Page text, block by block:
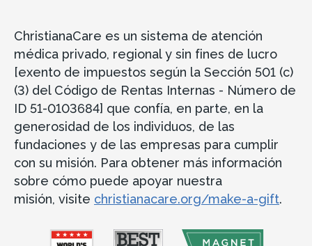
ChristianaCare es un sistema de atención
médica privado, regional y sin fines de lucro
[exento de impuestos según la Sección 501 (c)
(3) del Código de Rentas Internas - Número de
ID 51-0103684] que confía, en parte, en la
generosidad de los individuos, de las
fundaciones y de las empresas para cumplir
con su misión. Para obtener más información
sobre cómo puede apoyar nuestra
misión, visite christianacare.org/make-a-gift.